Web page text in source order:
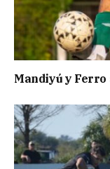
Mandiyú y